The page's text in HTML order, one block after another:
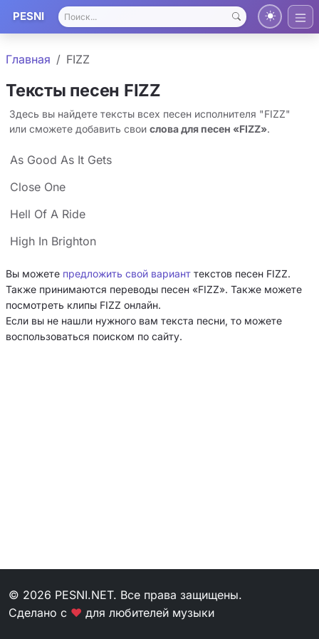
PESNI
Главная FIZZ
Тексты песен FIZZ
Здесь вы найдете тексты всех песен исполнителя "FIZZ"
или сможете добавить свои слова для песен «FIZZ».
As Good As It Gets
Close One
Hell Of A Ride
High In Brighton
Вы можете предложить свой вариант текстов песен FIZZ.
Также принимаются переводы песен «FIZZ». Также можете
посмотреть клипы FIZZ онлайн.
Если вы не нашли нужного вам текста песни, то можете
воспользоваться поиском по сайту.
© 2026 PESNI.NET. Все права защищены.
Сделано с ❤ для любителей музыки